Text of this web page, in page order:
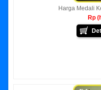
Harga Medali
Rp